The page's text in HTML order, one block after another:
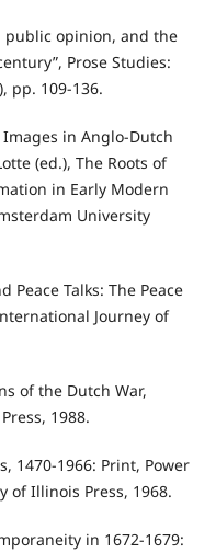
public opinion, and the
Prose Studies:
pp. 109-136.
Images in Anglo-Dutch
(ed.), The Roots of
in Early Modern
University
Peace Talks: The Peace
Journey of
of the Dutch War,
1988.
1470-1966: Print, Power
of Illinois Press, 1968.
in 1672-1679: